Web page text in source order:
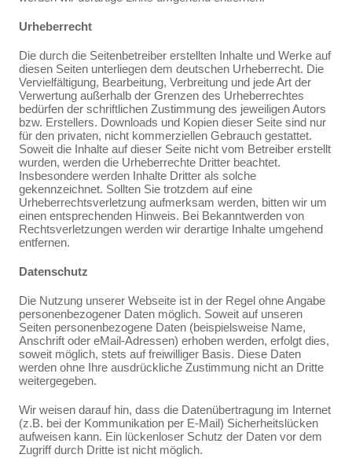
Urheberrecht
Die durch die Seitenbetreiber erstellten Inhalte und Werke auf
diesen Seiten unterliegen dem deutschen Urheberrecht. Die
Vervielfältigung, Bearbeitung, Verbreitung und jede Art der
Verwertung außerhalb der Grenzen des Urheberrechtes
bedürfen der schriftlichen Zustimmung des jeweiligen Autors
bzw. Erstellers. Downloads und Kopien dieser Seite sind nur
für den privaten, nicht kommerziellen Gebrauch gestattet.
Soweit die Inhalte auf dieser Seite nicht vom Betreiber erstellt
wurden, werden die Urheberrechte Dritter beachtet.
Insbesondere werden Inhalte Dritter als solche
gekennzeichnet. Sollten Sie trotzdem auf eine
Urheberrechtsverletzung aufmerksam werden, bitten wir um
einen entsprechenden Hinweis. Bei Bekanntwerden von
Rechtsverletzungen werden wir derartige Inhalte umgehend
entfernen.
Datenschutz
Die Nutzung unserer Webseite ist in der Regel ohne Angabe
personenbezogener Daten möglich. Soweit auf unseren
Seiten personenbezogene Daten (beispielsweise Name,
Anschrift oder eMail-Adressen) erhoben werden, erfolgt dies,
soweit möglich, stets auf freiwilliger Basis. Diese Daten
werden ohne Ihre ausdrückliche Zustimmung nicht an Dritte
weitergegeben.
Wir weisen darauf hin, dass die Datenübertragung im Internet
(z.B. bei der Kommunikation per E-Mail) Sicherheitslücken
aufweisen kann. Ein lückenloser Schutz der Daten vor dem
Zugriff durch Dritte ist nicht möglich.